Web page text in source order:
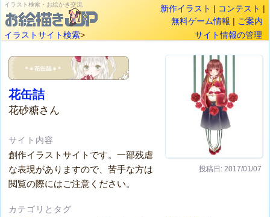
イラスト検索・お絵かき交流 新作イラスト | コンテスト |
無料ゲーム情報 | ご案内
イラストサイト検索> サイト情報の管理
投稿日: 2017/01/07
花缶詰
花砂糖さん
サイト内容
創作イラストサイトです。一部残虐
な表現がありますので、苦手な方は
閲覧の際にはご注意ください。
カテゴリとタグ